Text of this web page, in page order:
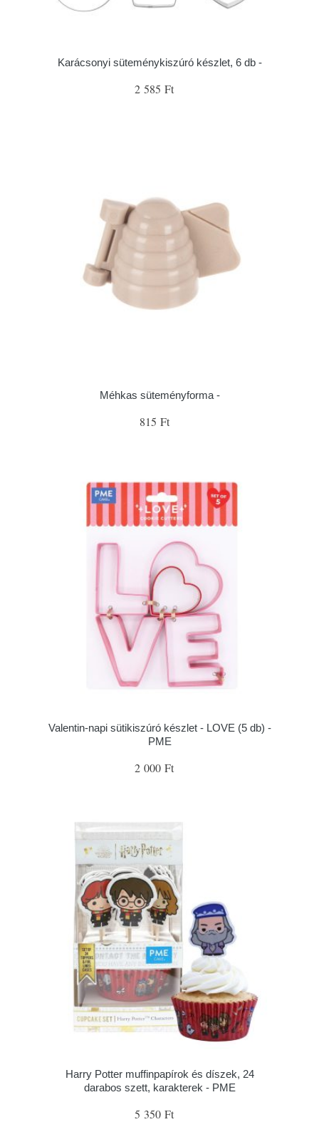
Karácsonyi süteménykiszúró készlet, 6 db -
2 585 Ft
Méhkas süteményforma -
815 Ft
Valentin-napi sütikiszúró készlet - LOVE (5 db) -
PME
2 000 Ft
Harry Potter muffinpapírok és díszek, 24
darabos szett, karakterek - PME
5 350 Ft